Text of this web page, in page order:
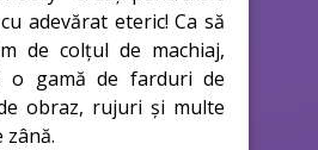
adevărat eteric! Ca să
de colțul de machiaj,
o gamă de farduri de
obraz, rujuri și multe
zână.